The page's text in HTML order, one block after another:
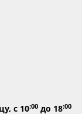
с 10:00 до 18:00